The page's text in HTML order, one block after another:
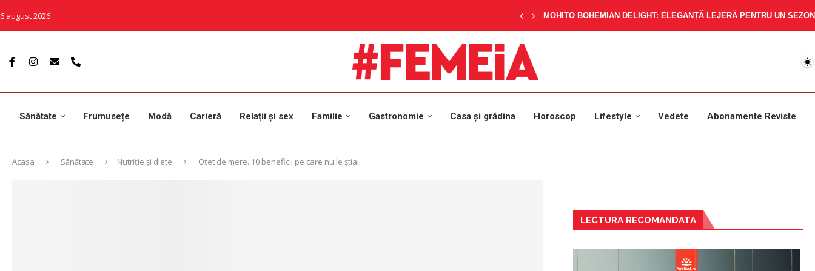
6 august 2026 MOHITO BOHEMIAN DELIGHT: ELEGANȚĂ LEJERĂ PENTRU UN
Sănătate Frumusețe Modă Carieră Relații și sex Familie Gastronomie Casa și grădina Horoscop Lifestyle Vedete Abonamente Reviste
Acasa Sănătate Nutriție și diete Oțet de mere. 10 beneficii pe care nu le știai
LECTURA RECOMANDATA